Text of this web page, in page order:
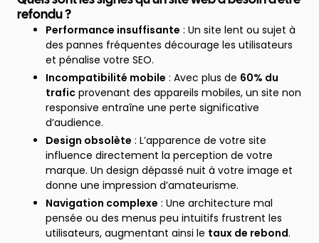
refondu ?
Performance insuffisante : Un site lent ou sujet à
des pannes fréquentes décourage les utilisateurs
et pénalise votre SEO.
Incompatibilité mobile : Avec plus de 60% du
trafic provenant des appareils mobiles, un site non
responsive entraîne une perte significative
d’audience.
Design obsolète : L’apparence de votre site
influence directement la perception de votre
marque. Un design dépassé nuit à votre image et
donne une impression d’amateurisme.
Navigation complexe : Une architecture mal
pensée ou des menus peu intuitifs frustrent les
utilisateurs, augmentant ainsi le taux de rebond.